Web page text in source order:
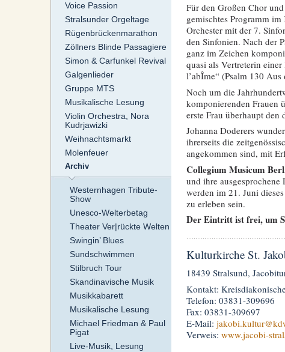
Voice Passion
Stralsunder Orgeltage
Rügenbrückenmarathon
Zöllners Blinde Passagiere
Simon & Carfunkel Revival
Galgenlieder
Gruppe MTS
Musikalische Lesung
Violin Orchestra, Nora
Kudrjawizki
Weihnachtsmarkt
Molenfeuer
Archiv
Westernhagen Tribute-
Show
Unesco-Welterbetag
Theater Ver|rückte Welten
Swingin’ Blues
Sundschwimmen
Stilbruch Tour
Skandinavische Musik
Musikkabarett
Musikalische Lesung
Michael Friedman & Paul
Pigat
Live-Musik, Lesung
Für den Großen Chor
gemischtes Programm
Orchester mit der 7.
den Sinfonien. Nach der
ganz im Zeichen
quasi als Vertreterin
l’abÎme“ (Psalm 130
Noch um die
komponierenden Frauen
erste Frau überhaupt den
Johanna Doderers
ihrerseits die
angekommen sind, mit
Collegium Musicum
und ihre
werden im 21. Juni
zu erleben sein.
Der Eintritt ist frei, um
Kulturkirche St.
18439 Stralsund,
Kontakt:
Telefon: 03831-309696
Fax: 03831-309697
E-Mail: jakobi.kultur
Verweis: www.jacobi-